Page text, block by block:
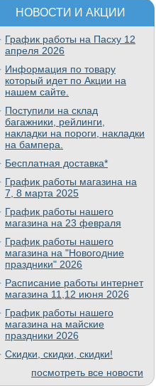
НОВОСТИ И АКЦИИ
График работы на Пасху 12
апреля 2026
Информация по товару
который идет по Акции на
нашем сайте.
Поступили на склад
багажники, рейлинги,
накладки на пороги, накладки
на бампера.
Бесплатная доставка*
График работы магазина на
7, 8 марта 2025
График работы нашего
магазина на 23 февраля
График работы нашего
магазина на "Новогодние
праздники" 2026
Расписание работы интернет
магазина 11,12 июня 2026
График работы нашего
магазина на майские
праздники 2026
Скидки, скидки, скидки!
посмотреть все новости